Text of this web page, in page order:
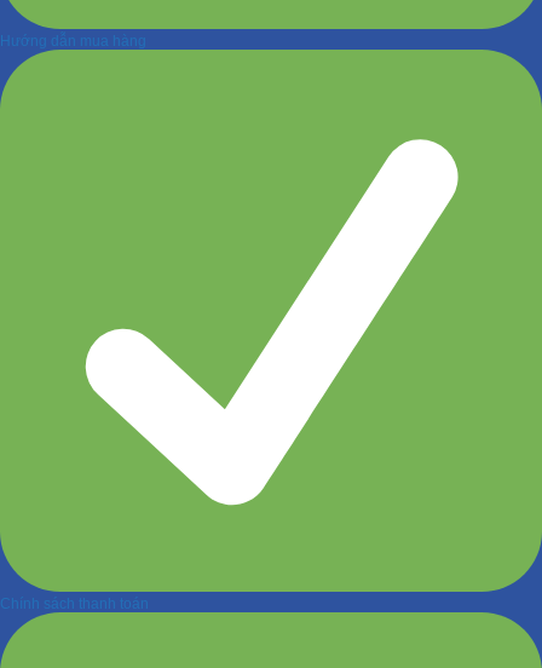
Hướng dẫn mua hàng
Chính sách thanh toán